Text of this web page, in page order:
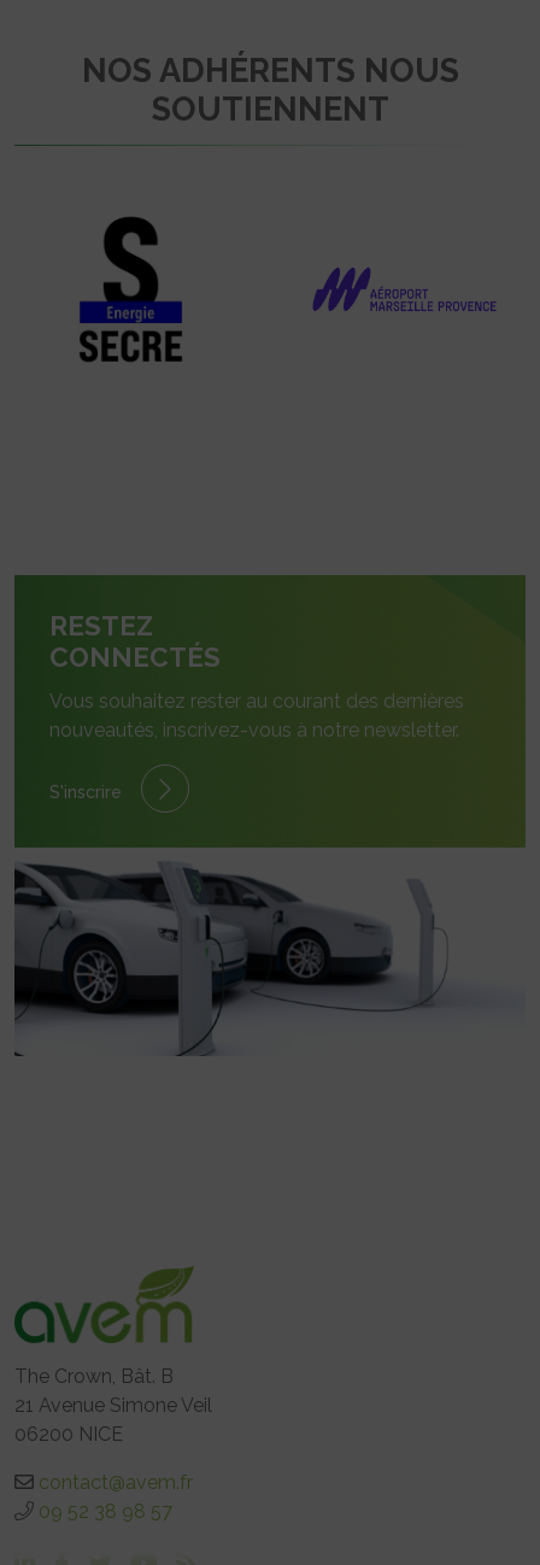
NOS ADHÉRENTS NOUS
SOUTIENNENT
RESTEZ
CONNECTÉS
Vous souhaitez rester au courant des dernières
nouveautés, inscrivez-vous à notre newsletter.
S'inscrire
The Crown, Bât. B
21 Avenue Simone Veil
06200 NICE
contact@avem.fr
09 52 38 98 57